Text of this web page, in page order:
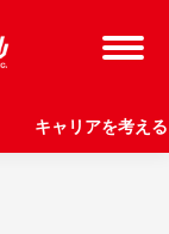
キャリアを考える